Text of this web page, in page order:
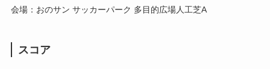
会場：おのサン サッカーパーク 多目的広場人工芝A
スコア